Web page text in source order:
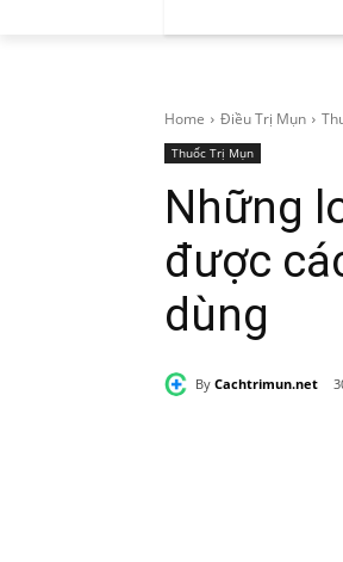
Home Điều Trị Mụn
Thuốc Trị Mụn
Những
được
dùng
By Cachtrimun.net